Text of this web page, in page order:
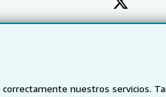
nuestros servicios.